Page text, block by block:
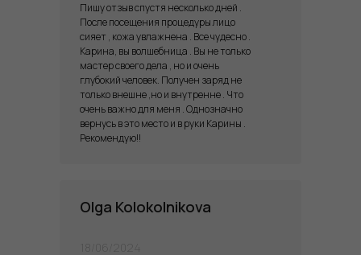
Olga Kolokolnikova
Пишу отзыв спустя несколько дней .
После посещения процедуры лицо
сияет , кожа увлажнена . Все чудесно .
Карина, вы волшебница . Вы не только
мастер своего дела , но и очень
глубокий человек. Получен заряд не
только внешне ,но и внутренне . Что
очень важно для меня . Однозначно
вернусь в это место и в руки Карины .
Рекомендую!!